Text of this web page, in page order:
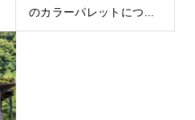
のカラーパレットにつ...